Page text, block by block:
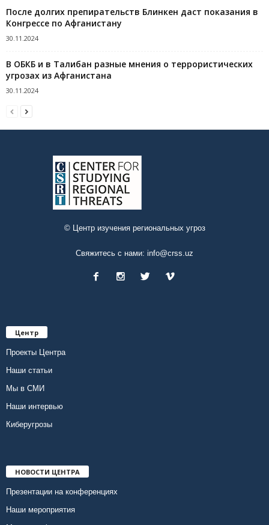
После долгих препирательств Блинкен даст показания в
Конгрессе по Афганистану
30.11.2024
В ОБКБ и в Талибан разные мнения о террористических
угрозах из Афганистана
30.11.2024
© Центр изучения региональных угроз
Свяжитесь с нами: info@crss.uz
Центр
Проекты Центра
Наши статьи
Мы в СМИ
Наши интервью
Киберугрозы
НОВОСТИ ЦЕНТРА
Презентации на конференциях
Наши мероприятия